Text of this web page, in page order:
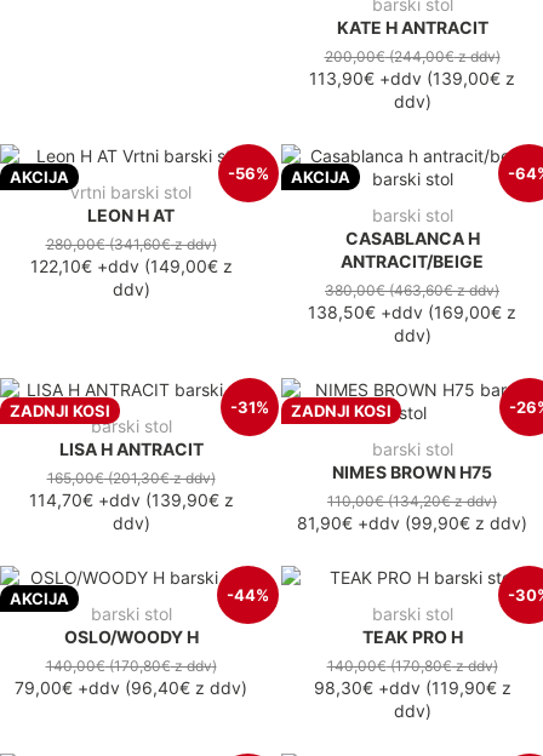
KATE H ANTRACIT
200,00€(244,00€z ddv)
113,90€ +ddv (139,00€ z
ddv)
AKCIJA -56%
vrtni barski stol
LEON H AT
280,00€(341,60€z ddv)
122,10€+ddv(149,00€z
ddv)
AKCIJA -
barski stol
CASABLANCA H
ANTRACIT/BEIGE
380,00€(463,60€z ddv)
138,50€ +ddv (169,00€ z
ddv)
ZADNJI KOSI -31%
barski stol
LISA H ANTRACIT
165,00€(201,30€z ddv)
114,70€+ddv(139,90€z
ddv)
ZADNJI KOSI -
barski stol
NIMES BROWN H75
110,00€(134,20€z ddv)
81,90€ +ddv (99,90€ z ddv)
AKCIJA -44%
barski stol
OSLO/WOODY H
140,00€(170,80€z ddv)
79,00€ +ddv (96,40€ z ddv)
-
barski stol
TEAK PRO H
140,00€(170,80€z ddv)
98,30€+ddv(119,90€z
ddv)